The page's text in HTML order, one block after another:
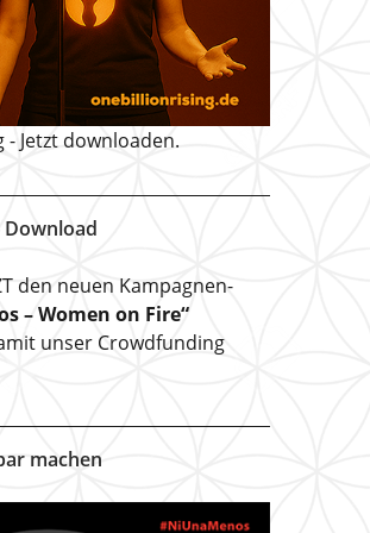
- Jetzt downloaden.
Download
den neuen Kampagnen-
– Women on Fire“
unser Crowdfunding
machen